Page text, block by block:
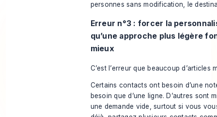
personnes sans modification, le
Erreur n°3 : forcer la
qu’une approche plus légère
mieux
C’est l’erreur que beaucoup d’articles
Certains contacts ont besoin d’une
besoin que d’une ligne. D’autres sont
une demande vide, surtout si vous